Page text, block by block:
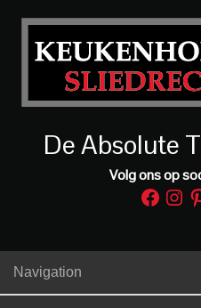
De Absolute
Volg ons op
Facebook
Navigation